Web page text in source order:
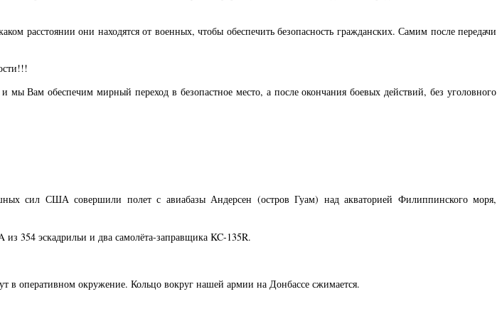
они находятся от военных, чтобы обеспечить безопасность гражданских. Самим после передачи
Вам обеспечим мирный переход в безопастное место, а после окончания боевых действий, без уголовного
сил США совершили полет с авиабазы Андерсен (остров Гуам) над акваторией Филиппинского моря,
354 эскадрильи и два самолёта-заправщика KC-135R.
в оперативном окружение. Кольцо вокруг нашей армии на Донбассе сжимается.